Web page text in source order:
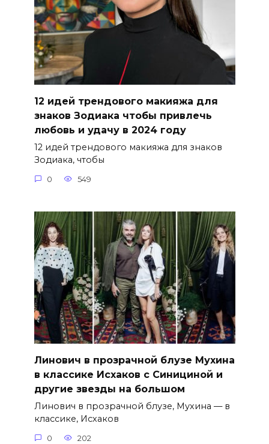
12 идей трендового макияжа для
знаков Зодиака чтобы привлечь
любовь и удачу в 2024 году
12 идей трендового макияжа для знаков
Зодиака, чтобы
0 549
Линович в прозрачной блузе Мухина
в классике Исхаков с Синициной и
другие звезды на большом
Линович в прозрачной блузе, Мухина — в
классике, Исхаков
0 202